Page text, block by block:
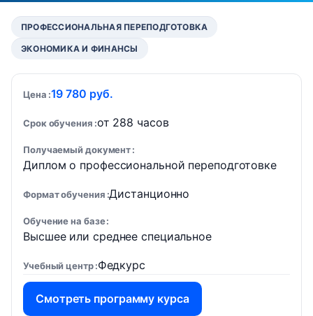
ПРОФЕССИОНАЛЬНАЯ ПЕРЕПОДГОТОВКА
ЭКОНОМИКА И ФИНАНСЫ
Цена 19 780 руб.
Срок обучения от 288 часов
Получаемый документ
Диплом о профессиональной переподготовке
Формат обучения Дистанционно
Обучение на базе
Высшее или среднее специальное
Учебный центр Федкурс
Смотреть программу курса